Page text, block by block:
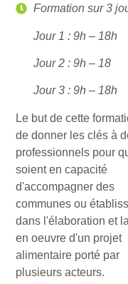
Formation sur 3
Jour 1 : 9h – 18h
Jour 2 : 9h – 18
Jour 3 : 9h – 18h
Le but de cette
de donner les clés à
professionnels pour
soient en capacité
d'accompagner des
communes ou
dans l'élaboration et
en oeuvre d'un projet
alimentaire porté par
plusieurs acteurs.